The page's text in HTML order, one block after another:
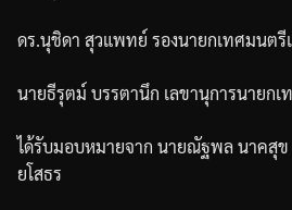
ดร.นุชิดา สุวแพทย์ รองนายกเทศมนตรี
นายธีรุตม์ บรรตานึก เลขานุการนายกเ
ได้รับมอบหมายจาก นายณัฐพล นาคสุข
ยโสธร